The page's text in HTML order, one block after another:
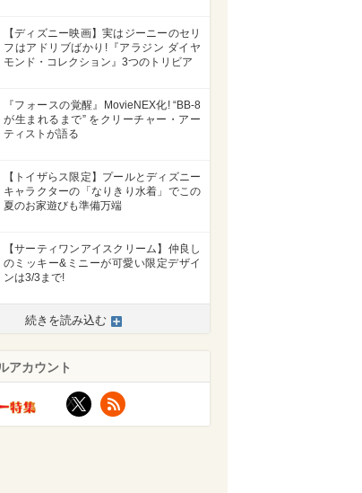
【ディズニー映画】実はジーニーのセリ
フはアドリブばかり!『アラジン ダイヤ
モンド・コレクション』3つのトリビア
『フォースの覚醒』MovieNEX化! “BB-8
が生まれるまで” をクリーチャー・アー
ティストが語る
【トイザらス限定】プールとディズニー
キャラクターの「なりきり水着」でこの
夏のお家遊びも準備万端
【サーティワンアイスクリーム】仲良し
のミッキー&ミニーが可愛い限定デザイ
ンは3/3まで!
続きを読み込む
アカウント
X